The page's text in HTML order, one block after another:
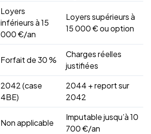
Loyers
inférieurs à 15
000 €/an
Loyers supérieurs à
15 000 € ou option
Forfait de 30 %
Charges réelles
justifiées
2042 (case
4BE)
2044 + report sur
2042
Non applicable
Imputable jusqu’à 10
700 €/an